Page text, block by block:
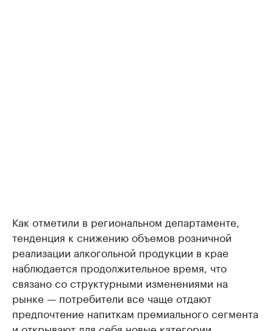
Как отметили в региональном департаменте,
тенденция к снижению объемов розничной
реализации алкогольной продукции в крае
наблюдается продолжительное время, что
связано со структурными изменениями на
рынке — потребители все чаще отдают
предпочтение напиткам премиального сегмента